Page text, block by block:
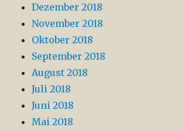
Dezember 2018
November 2018
Oktober 2018
September 2018
August 2018
Juli 2018
Juni 2018
Mai 2018